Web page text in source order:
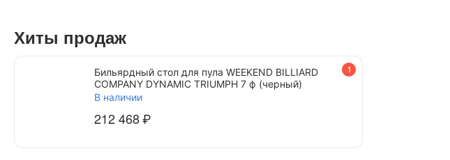
Хиты продаж
1
Бильярдный стол для пула WEEKEND BILLIARD
COMPANY DYNAMIC TRIUMPH 7 ф (черный)
В наличии
212 468₽